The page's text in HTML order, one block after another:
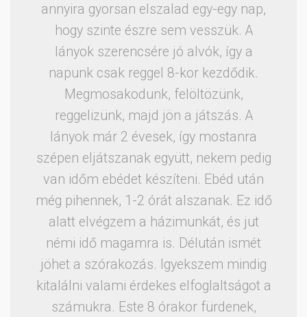
annyira gyorsan elszalad egy-egy nap,
hogy szinte észre sem vesszük. A
lányok szerencsére jó alvók, így a
napunk csak reggel 8-kor kezdődik.
Megmosakodunk, felöltözünk,
reggelizünk, majd jön a játszás. A
lányok már 2 évesek, így mostanra
szépen eljátszanak együtt, nekem pedig
van időm ebédet készíteni. Ebéd után
még pihennek, 1-2 órát alszanak. Ez idő
alatt elvégzem a házimunkát, és jut
némi idő magamra is. Délután ismét
jöhet a szórakozás. Igyekszem mindig
kitalálni valami érdekes elfoglaltságot a
számukra. Este 8 órakor fürdenek,